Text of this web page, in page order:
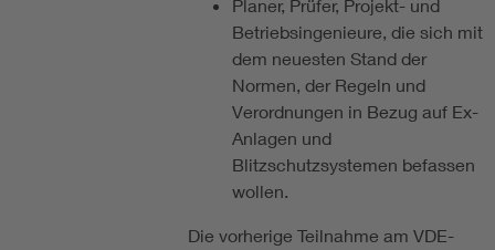
Planer, Prüfer, Projekt- und
Betriebsingenieure, die sich mit
dem neuesten Stand der
Normen, der Regeln und
Verordnungen in Bezug auf Ex-
Anlagen und
Blitzschutzsystemen befassen
wollen.
Die vorherige Teilnahme am VDE-